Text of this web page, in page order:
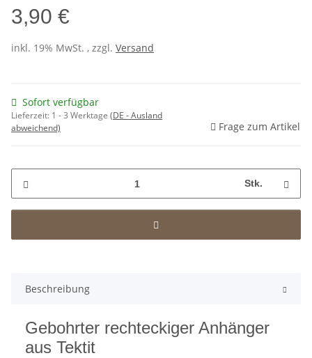
3,90 €
inkl. 19% MwSt. , zzgl. Versand
Sofort verfügbar
Lieferzeit: 1 - 3 Werktage (DE - Ausland
abweichend)
Frage zum Artikel
Stk.
Beschreibung
Gebohrter rechteckiger Anhänger
aus Tektit